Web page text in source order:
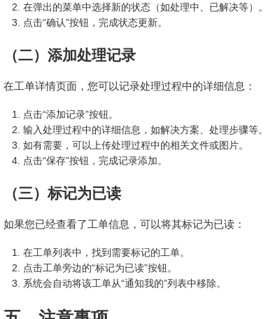
在弹出的菜单中选择新的状态（如处理中、已解决等）。
点击“确认”按钮，完成状态更新。
（二）添加处理记录
在工单详情页面，您可以记录处理过程中的详细信息：
点击“添加记录”按钮。
输入处理过程中的详细信息，如解决方案、处理步骤等。
如有需要，可以上传处理过程中的相关文件或图片。
点击“保存”按钮，完成记录添加。
（三）标记为已读
如果您已经查看了工单信息，可以将其标记为已读：
在工单列表中，找到需要标记的工单。
点击工单旁边的“标记为已读”按钮。
系统会自动将该工单从“通知我的”列表中移除。